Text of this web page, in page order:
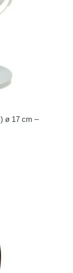
ø 17 cm –